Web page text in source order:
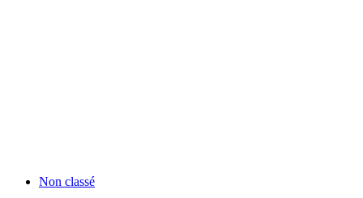
Non classé